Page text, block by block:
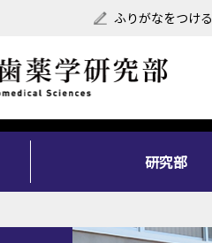
ふりがなをつける
研究部